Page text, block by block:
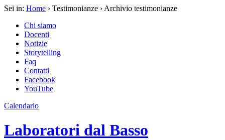
Sei in: Home › Testimonianze › Archivio testimonianze
Chi siamo
Docenti
Notizie
Storytelling
Faq
Contatti
Facebook
YouTube
Calendario
Laboratori dal Basso